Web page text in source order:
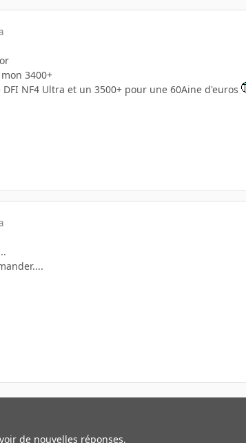
3400+
NF4 Ultra et un 3500+ pour une 60Aine d'euros
de nouvelles réponses.